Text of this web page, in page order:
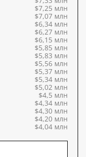
$7,25 млн
$7,07 млн
$6,34 млн
$6,27 млн
$6,15 млн
$5,85 млн
$5,83 млн
$5,56 млн
$5,37 млн
$5,34 млн
$5,02 млн
$4,5 млн
$4,34 млн
$4,30 млн
$4,20 млн
$4,04 млн